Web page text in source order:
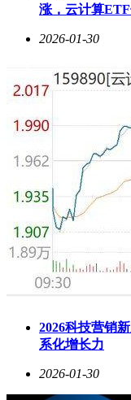
女士惊喜地说：“最
影的感觉，连孩子都
播放古典音乐时表现
全超出了我对回音壁
在回音壁产品众多的
脱颖而出。索尼在音
障值得信赖。其5.1
术无法比拟的。无线
安装简便。它既能满
验，实现了全能表现
寿命远超同类产品。
音体验的音响产品，
择。
涨，云计算
2026-01-30
2026科技营销
系化增长力
2026-01-30